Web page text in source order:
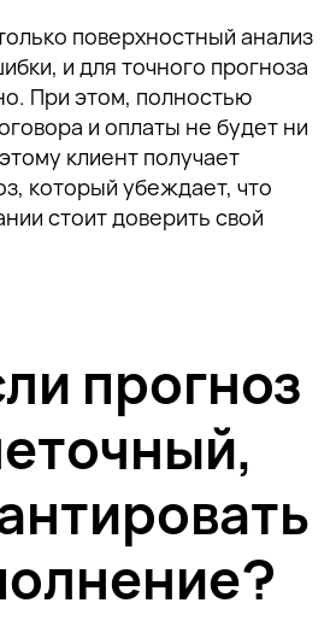
поверхностный анализ
и для точного прогноза
При этом, полностью
и оплаты не будет ни
клиент получает
который убеждает, что
стоит доверить свой
прогноз